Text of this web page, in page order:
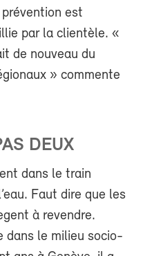
est
par la clientèle. «
de nouveau du
» commente
DEUX
dans le train
Faut dire que les
à revendre.
dans le milieu socio-